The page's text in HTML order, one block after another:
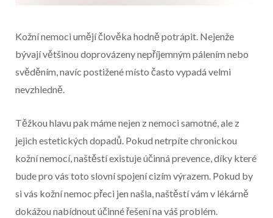
Kožní nemoci umějí člověka hodně potrápit. Nejenže
bývají většinou doprovázeny nepříjemným pálením nebo
svěděním, navíc postižené místo často vypadá velmi
nevzhledně.
Začátek reklamy
Konec reklamy
Těžkou hlavu pak máme nejen z nemoci samotné, ale z
jejich estetických dopadů. Pokud netrpíte chronickou
kožní nemocí, naštěstí existuje účinná prevence, díky které
bude pro vás toto slovní spojení cizím výrazem. Pokud by
si vás kožní nemoc přeci jen našla, naštěstí vám v lékárně
dokážou nabídnout účinné řešení na váš problém.